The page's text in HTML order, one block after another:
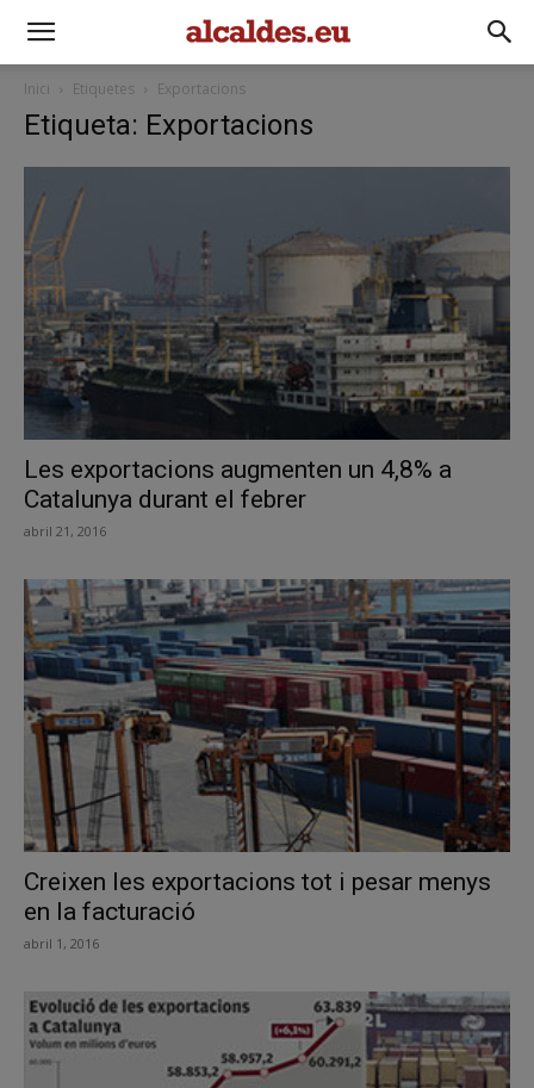
Inici Etiquetes Exportacions
Etiqueta: Exportacions
Les exportacions augmenten un 4,8% a
Catalunya durant el febrer
abril 21, 2016
Creixen les exportacions tot i pesar menys
en la facturació
abril 1, 2016